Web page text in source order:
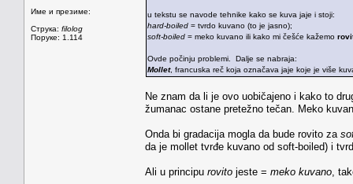
Име и презиме:
Струка: filolog
Поруке: 1.114
u tekstu se navode tehnike kako se kuva jaje i stoji:
hard-boiled = tvrdo kuvano (to je jasno);
soft-boiled = meko kuvano ili kako mi češće kažemo
Ovde počinju problemi. Dalje se nabraja:
Mollet, francuska reč koja označava jaje koje je više
Ne znam da li je ovo uobičajeno i kako to
žumanac ostane pretežno tečan. Meko
Onda bi gradacija mogla da bude rovito za
da je mollet tvrđe kuvano od soft-boiled) i
Ali u principu rovito jeste = meko kuvano ,